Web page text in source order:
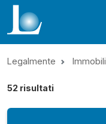
Legalmente Immobili
52 risultati